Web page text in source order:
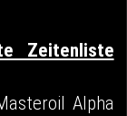
Zeitenliste
Alpha